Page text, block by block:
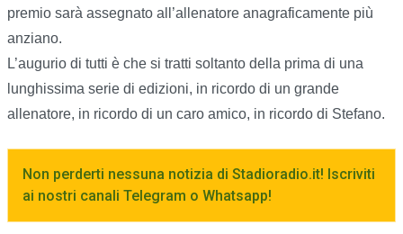
premio sarà assegnato all’allenatore anagraficamente più
anziano.
L’augurio di tutti è che si tratti soltanto della prima di una
lunghissima serie di edizioni, in ricordo di un grande
allenatore, in ricordo di un caro amico, in ricordo di Stefano.
Non perderti nessuna notizia di Stadioradio.it! Iscriviti
ai nostri canali Telegram o Whatsapp!